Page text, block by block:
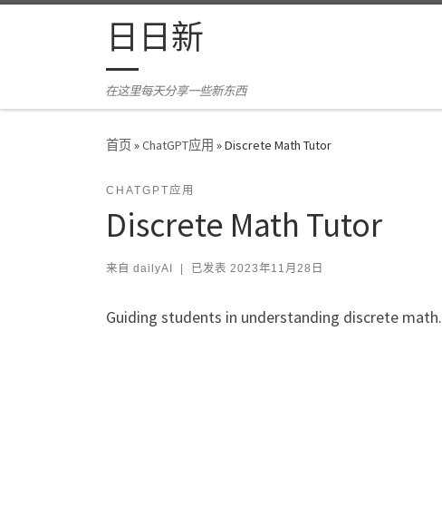
Skip to content日日新
在这里每天分享一些新东西
首页»ChatGPT应用 »Discrete Math Tutor
CHATGPT应用
Discrete Math Tutor
来自 dailyAI 已发表 2023年11月28日
Guiding students in understanding discrete math.